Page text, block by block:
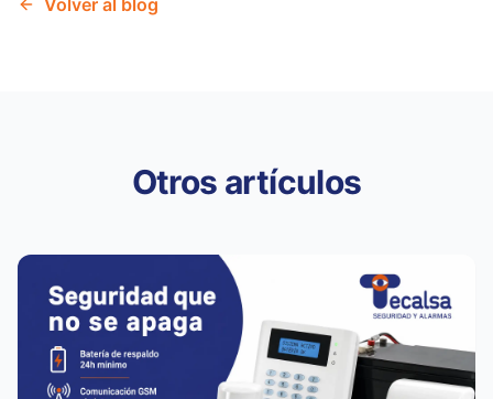
Otros artículos